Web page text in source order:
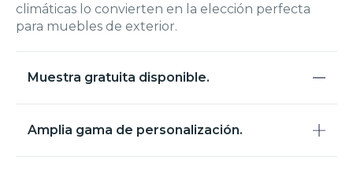
climáticas lo convierten en la elección perfecta
para muebles de exterior.
Muestra gratuita disponible.
Amplia gama de personalización.